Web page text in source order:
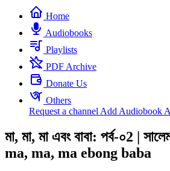
Home
Audiobooks
Playlists
PDF Archive
Donate Us
Others
Request a channel Add Audiobook
মা, মা, মা এবং বাবা: পর্ব-০2 |
ma, ma, ma ebong baba